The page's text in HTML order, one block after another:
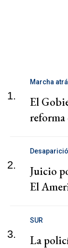
1.
Marcha
El
reforma
2.
Juicio
El
3.
SUR
La